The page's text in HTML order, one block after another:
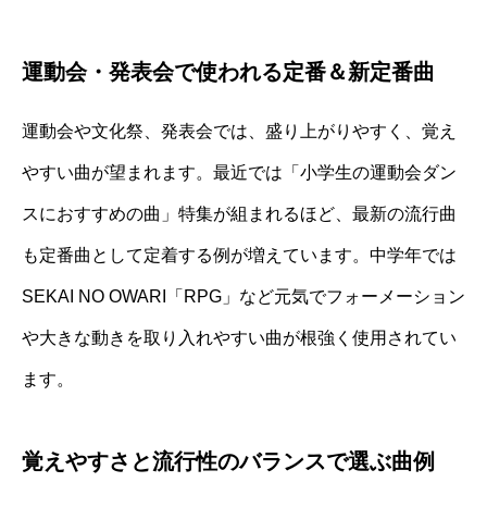
運動会・発表会で使われる定番＆新定番曲
運動会や文化祭、発表会では、盛り上がりやすく、覚え
やすい曲が望まれます。最近では「小学生の運動会ダン
スにおすすめの曲」特集が組まれるほど、最新の流行曲
も定番曲として定着する例が増えています。中学年では
SEKAI NO OWARI「RPG」など元気でフォーメーション
や大きな動きを取り入れやすい曲が根強く使用されてい
ます。
覚えやすさと流行性のバランスで選ぶ曲例